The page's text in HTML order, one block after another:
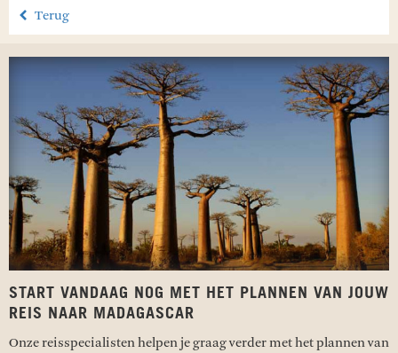
Terug
START VANDAAG NOG MET HET PLANNEN VAN JOUW
REIS NAAR MADAGASCAR
Onze reisspecialisten helpen je graag verder met het plannen van